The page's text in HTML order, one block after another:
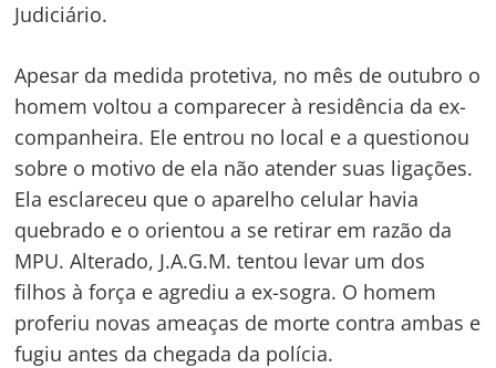
Judiciário.
Apesar da medida protetiva, no mês de outubro o
homem voltou a comparecer à residência da ex-
companheira. Ele entrou no local e a questionou
sobre o motivo de ela não atender suas ligações.
Ela esclareceu que o aparelho celular havia
quebrado e o orientou a se retirar em razão da
MPU. Alterado, J.A.G.M. tentou levar um dos
filhos à força e agrediu a ex-sogra. O homem
proferiu novas ameaças de morte contra ambas e
fugiu antes da chegada da polícia.